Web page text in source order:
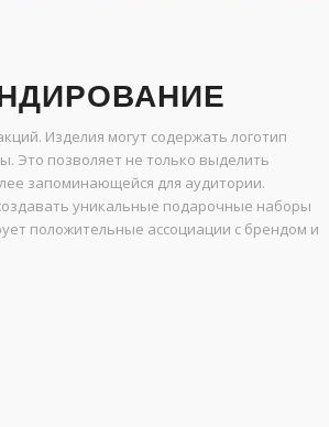
Изделия могут содержать логотип
Это позволяет не только выделить
запоминающейся для аудитории.
уникальные подарочные наборы
положительные ассоциации с брендом и